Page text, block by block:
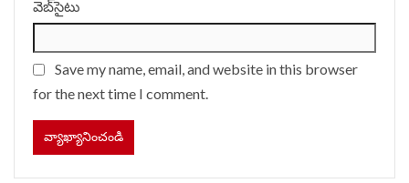
వెబ్‌సైటు
Save my name, email, and website in this browser
for the next time I comment.